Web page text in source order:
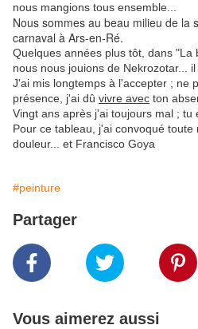
nous mangions tous ensemble...
Nous sommes au beau milieu de la
carnaval à Ars-en-Ré.
Q​uelques années plus tôt, dans
nous nous jouions de Nekrozotar...
J'ai mis longtemps à l'accepter ; ne
présence, j'ai dû vivre avec ton
Vingt ans après j'ai toujours mal ; tu
​Pour ce tableau, j'ai convoqué toute
douleur... et Francisco Goya
#peinture
Partager
Vous aimerez aussi